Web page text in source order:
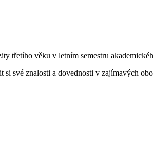
třetího věku v letním semestru
své znalosti a dovednosti v zajímavých